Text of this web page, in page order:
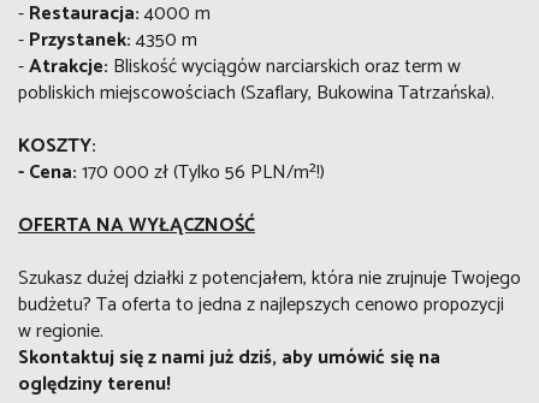
-Restauracja:4000 m
-Przystanek:4350 m
-Atrakcje: Bliskość wyciągów narciarskich oraz term w
pobliskich miejscowościach (Szaflary, Bukowina Tatrzańska).
KOSZTY:
-Cena:170 000 zł (Tylko 56 PLN/m²!)
OFERTA NA WYŁĄCZNOŚĆ
Szukasz dużej działki z potencjałem, która nie zrujnuje Twojego
budżetu? Ta oferta to jedna z najlepszych cenowo propozycji
w regionie.
Skontaktuj się z nami już dziś, aby umówić się na
oględziny terenu!